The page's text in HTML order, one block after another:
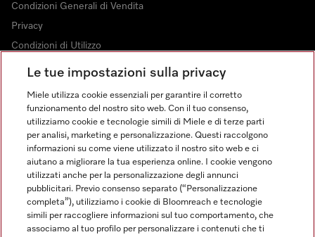
Condizioni Generali di Vendita
Privacy
Condizioni di Utilizzo
Dichiarazione di Accessibilità
Legge sui servizi digitali
Impostazioni dei cookie
FINANZIAMENTO FINO A 50 MESI CON OPZIONE 10 E TASSO
ZERO
Le tue impostazioni sulla privacy
Miele utilizza cookie essenziali per garantire il corretto
funzionamento del nostro sito web. Con il tuo consenso,
utilizziamo cookie e tecnologie simili di Miele e di terze parti
per analisi, marketing e personalizzazione. Questi raccolgono
informazioni su come viene utilizzato il nostro sito web e ci
aiutano a migliorare la tua esperienza online. I cookie vengono
utilizzati anche per la personalizzazione degli annunci
pubblicitari. Previo consenso separato (“Personalizzazione
completa”), utilizziamo i cookie di Bloomreach e tecnologie
simili per raccogliere informazioni sul tuo comportamento, che
associamo al tuo profilo per personalizzare i contenuti che ti